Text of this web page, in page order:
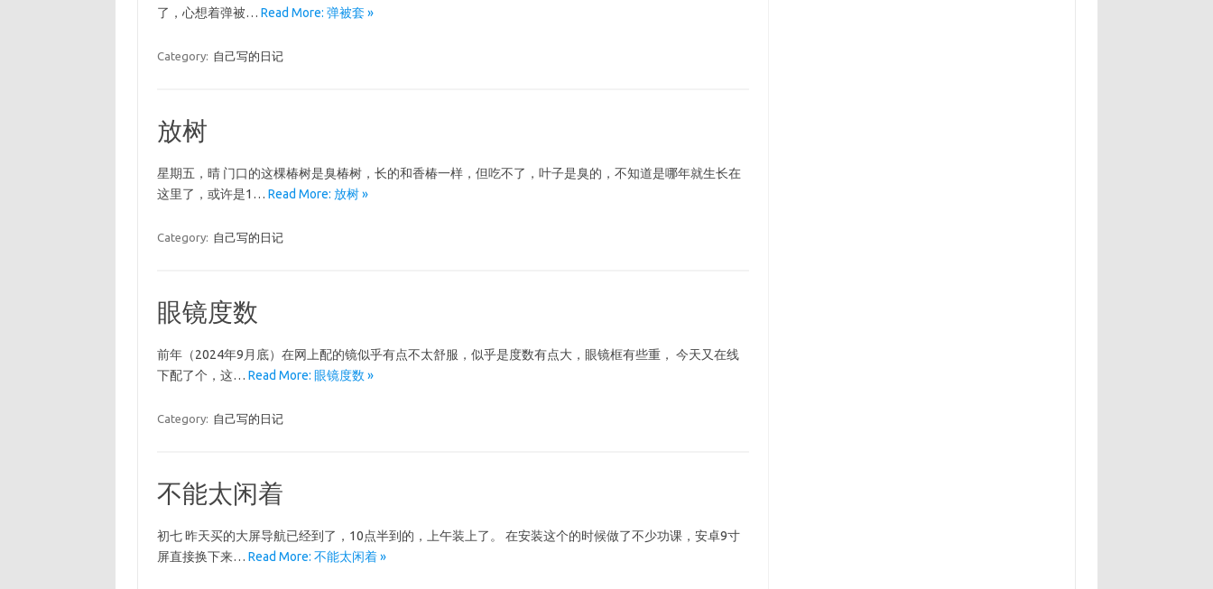
了，心想着弹被… Read More: 弹被套 »
Category: 自己写的日记
放树
星期五，晴 门口的这棵椿树是臭椿树，长的和香椿一样，但吃不了，叶子是臭的，不知道是哪年就生长在
这里了，或许是1… Read More: 放树 »
Category: 自己写的日记
眼镜度数
前年（2024年9月底）在网上配的镜似乎有点不太舒服，似乎是度数有点大，眼镜框有些重， 今天又在线
下配了个，这… Read More: 眼镜度数 »
Category: 自己写的日记
不能太闲着
初七 昨天买的大屏导航已经到了，10点半到的，上午装上了。 在安装这个的时候做了不少功课，安卓9寸
屏直接换下来… Read More: 不能太闲着 »